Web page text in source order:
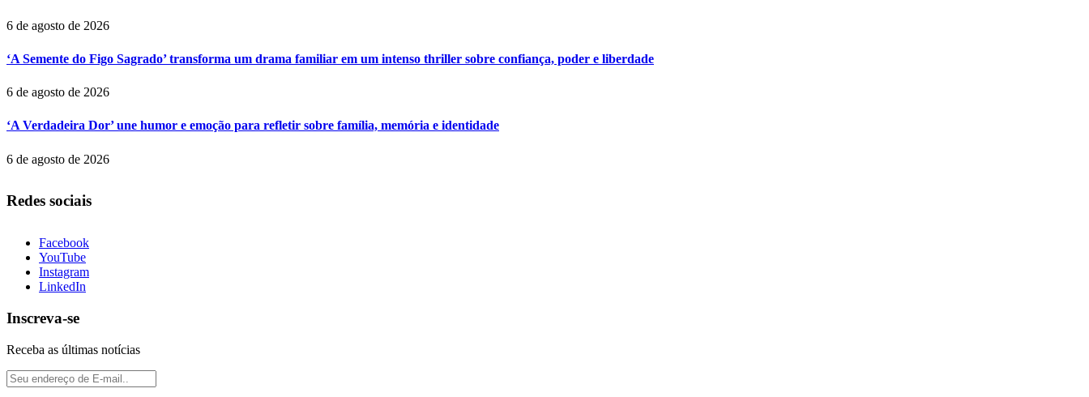
6 de agosto de 2026
‘A Semente do Figo Sagrado’ transforma um drama familiar em um intenso thriller sobre confiança, poder e liberdade
6 de agosto de 2026
‘A Verdadeira Dor’ une humor e emoção para refletir sobre família, memória e identidade
6 de agosto de 2026
Redes sociais
Facebook
YouTube
Instagram
LinkedIn
Inscreva-se
Receba as últimas notícias